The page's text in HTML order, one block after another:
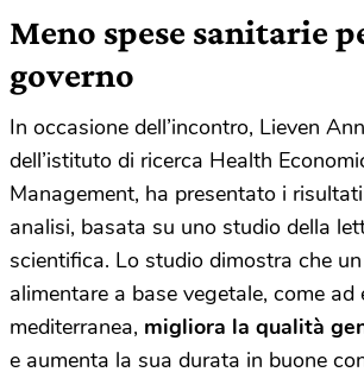
Meno spese sanitarie
governo
In occasione dell’incontro, Lieven
dell’istituto di ricerca Health
Management, ha presentato i
analisi, basata su uno studio della
scientifica. Lo studio dimostra che
alimentare a base vegetale, come ad
mediterranea, migliora la qualità
e aumenta la sua durata in buone